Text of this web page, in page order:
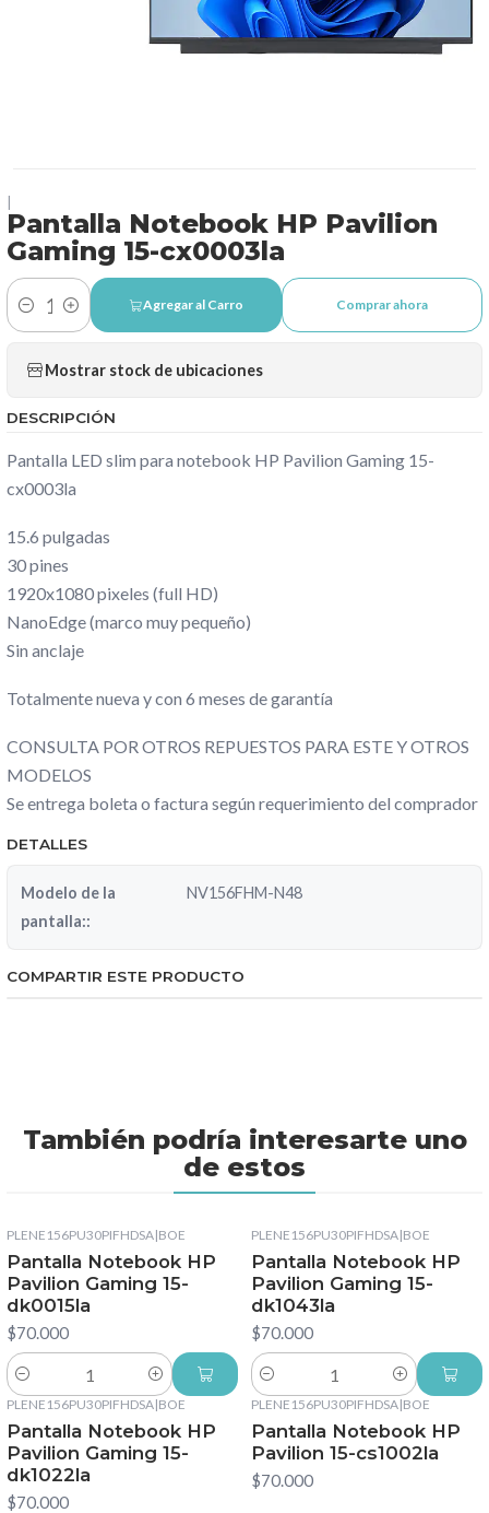
Pantalla Notebook HP Pavilion
Gaming 15-cx0003la
Cantidad
Agregar al Carro Comprar ahora
Mostrar stock de ubicaciones
DESCRIPCIÓN
Pantalla LED slim para notebook HP Pavilion Gaming 15-
cx0003la
15.6 pulgadas
30 pines
1920x1080 pixeles (full HD)
NanoEdge (marco muy pequeño)
Sin anclaje
Totalmente nueva y con 6 meses de garantía
CONSULTA POR OTROS REPUESTOS PARA ESTE Y OTROS
MODELOS
Se entrega boleta o factura según requerimiento del comprador
DETALLES
Modelo de la
pantalla::
NV156FHM-N48
COMPARTIR ESTE PRODUCTO
También podría interesarte uno
de estos
PLENE156PU30PIFHDSA|BOE
Pantalla Notebook HP
Pavilion Gaming 15-
dk0015la
$70.000
Cantidad
PLENE156PU30PIFHDSA|BOE
Pantalla Notebook HP
Pavilion Gaming 15-
dk1043la
$70.000
Cantidad
PLENE156PU30PIFHDSA|BOE
Pantalla Notebook HP
Pavilion Gaming 15-
dk1022la
$70.000
PLENE156PU30PIFHDSA|BOE
Pantalla Notebook HP
Pavilion 15-cs1002la
$70.000